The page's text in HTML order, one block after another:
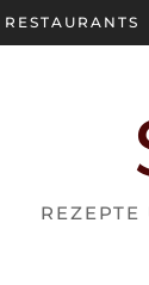
RESTAURANTS